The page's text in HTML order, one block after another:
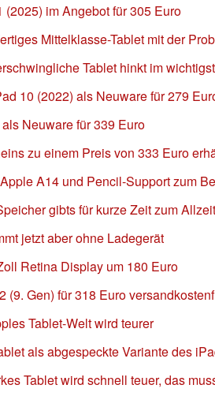
im Angebot für 305 Euro
Mittelklasse-Tablet mit der
Tablet hinkt im
10 (2022) als Neuware für 279
Neuware für 339 Euro
zu einem Preis von 333 Euro
A14 und Pencil-Support zum
gibts für kurze Zeit zum
jetzt aber ohne Ladegerät
Retina Display um 180 Euro
(9. Gen) für 318 Euro
Tablet-Welt wird teurer
als abgespeckte Variante des
Tablet wird schnell teuer, das